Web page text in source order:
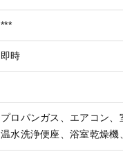
***
即時
プロパンガス エアコン
温水洗浄便座
浴室乾燥機